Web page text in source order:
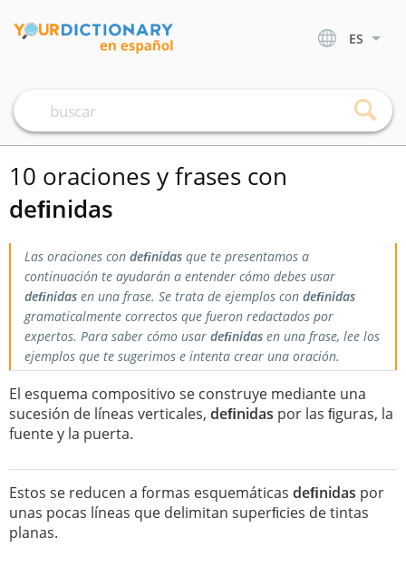
ES
10 oraciones y frases con
deﬁnidas
Las oraciones con deﬁnidas que te presentamos a
continuación te ayudarán a entender cómo debes usar
deﬁnidas en una frase. Se trata de ejemplos con deﬁnidas
gramaticalmente correctos que fueron redactados por
expertos. Para saber cómo usar deﬁnidas en una frase, lee los
ejemplos que te sugerimos e intenta crear una oración.
El esquema compositivo se construye mediante una
sucesión de líneas verticales, deﬁnidas por las ﬁguras, la
fuente y la puerta.
Estos se reducen a formas esquemáticas deﬁnidas por
unas pocas líneas que delimitan superﬁcies de tintas
planas.